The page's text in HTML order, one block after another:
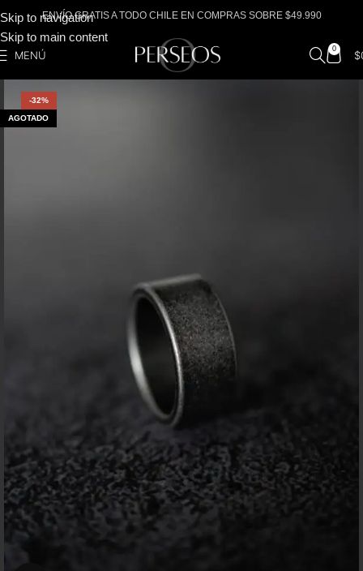
Skip to navigation
Skip to main content
ENVÍO GRATIS A TODO CHILE EN COMPRAS SOBRE $49.990
MENÚ 0 $
-32%
AGOTADO